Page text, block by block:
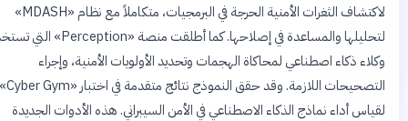
لاكتشاف الثغرات الأمنية الحرجة في البرمجيات، متكاملاً مع نظام «MDASH»
لتحليلها والمساعدة في إصلاحها. كما أطلقت منصة «Perception» التي تستخدم
ذكاء اصطناعي لمحاكاة الهجمات وتحديد الأولويات الأمنية، وإجراء
التصحيحات اللازمة. وقد حقق النموذج نتائج متقدمة في اختبار «Cyber Gym»
أداء نماذج الذكاء الاصطناعي في الأمن السيبراني. هذه الأدوات الجديدة